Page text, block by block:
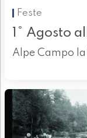
Feste
1° Agosto
Alpe Campo la